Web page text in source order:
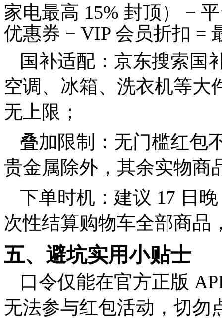
家电最高 15% 封顶） −
优惠券 − VIP 会员折扣 =
国补适配：京东搜索国
空调、冰箱、洗衣机等大
无上限；
叠加限制：无门槛红包
贵金属除外，其余实物商
下单时机：建议 17 日
次性结算购物车全部商品
五、避坑实用小贴士
口令仅能在官方正版
无法参与红包活动，切勿